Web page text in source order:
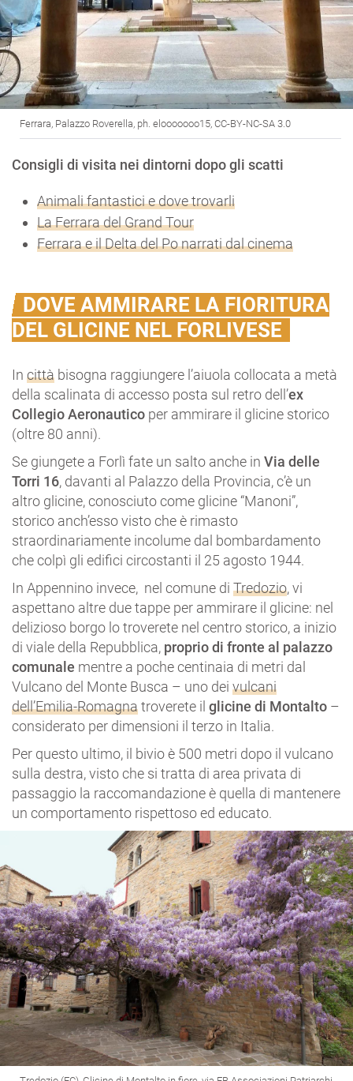
Ferrara, Palazzo Roverella, ph. elooooooo15, CC-BY-NC-SA 3.0
Consigli di visita nei dintorni dopo gli scatti
Animali fantastici e dove trovarli
La Ferrara del Grand Tour
Ferrara e il Delta del Po narrati dal cinema
DOVE AMMIRARE LA FIORITURA
DEL GLICINE NEL FORLIVESE
In città bisogna raggiungere l’aiuola collocata a metà
della scalinata di accesso posta sul retro dell’ex
Collegio Aeronautico per ammirare il glicine storico
(oltre 80 anni).
Se giungete a Forlì fate un salto anche in Via delle
Torri 16, davanti al Palazzo della Provincia, c’è un
altro glicine, conosciuto come glicine “Manoni”,
storico anch’esso visto che è rimasto
straordinariamente incolume dal bombardamento
che colpì gli edifici circostanti il 25 agosto 1944.
In Appennino invece, nel comune di Tredozio, vi
aspettano altre due tappe per ammirare il glicine: nel
delizioso borgo lo troverete nel centro storico, a inizio
di viale della Repubblica, proprio di fronte al palazzo
comunale mentre a poche centinaia di metri dal
Vulcano del Monte Busca – uno dei vulcani
dell’Emilia-Romagnatroverete il glicine di Montalto –
considerato per dimensioni il terzo in Italia.
Per questo ultimo, il bivio è 500 metri dopo il vulcano
sulla destra, visto che si tratta di area privata di
passaggio la raccomandazione è quella di mantenere
un comportamento rispettoso ed educato.